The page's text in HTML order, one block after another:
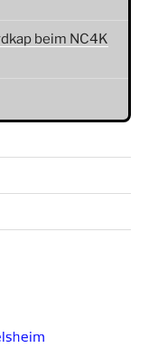
beim NC4K